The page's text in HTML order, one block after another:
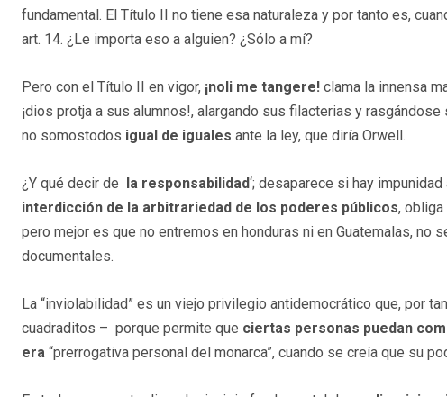
fundamental. El Título II no tiene esa naturaleza y por tanto es,
art. 14. ¿Le importa eso a alguien? ¿Sólo a mí?
Pero con el Título II en vigor, ¡noli me tangere! clama la innensa
¡dios protja a sus alumnos!, alargando sus filacterias y
no somostodos igual de iguales ante la ley, que diría Orwell.
¿Y qué decir de la responsabilidad‘; desaparece si hay
interdicción de la arbitrariedad de los poderes públicos,
pero mejor es que no entremos en honduras ni en Guatemalas, no
documentales.
La “inviolabilidad” es un viejo privilegio antidemocrático que, por
cuadraditos – porque permite que ciertas personas puedan
era “prerrogativa personal del monarca”, cuando se creía que su